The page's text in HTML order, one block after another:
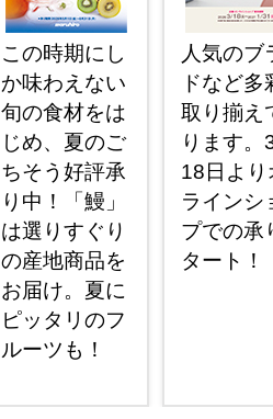
この時期にし
か味わえない
旬の食材をは
じめ、夏のご
ちそう好評承
り中！「鰻」
は選りすぐり
の産地商品を
お届け。夏に
ピッタリのフ
ルーツも！
人気のブ
ドなど多
取り揃え
ります。
18日より
ラインシ
プでの承
タート！